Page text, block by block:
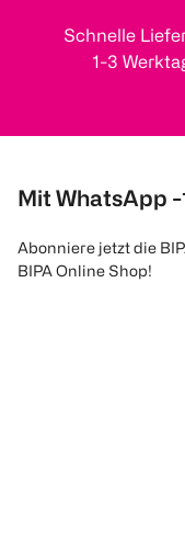
Schnelle
1-3
Mit WhatsApp
Abonniere jetzt die
BIPA Online Shop!